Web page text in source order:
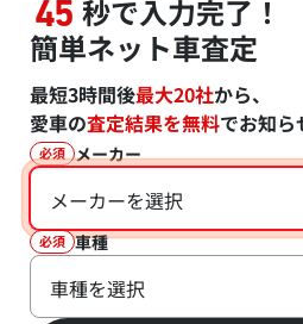
45 秒で入力完了！
簡単ネット車査定
最短3時間後最大20社から、
愛車の査定結果を無料でお知ら
必須 メーカー
メーカーを選択
必須 車種
車種を選択